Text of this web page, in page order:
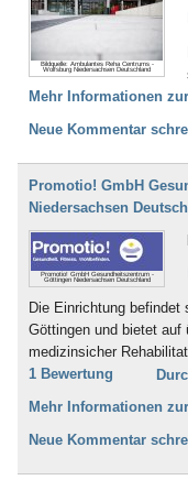
Bildquelle: Ambulantes Reha Centrums -
Wolfsburg Niedersachsen Deutschland
Mehr Informationen
Neue Kommentar
Promotio! GmbH
Niedersachsen
Promotio! GmbH Gesundheitszentrum -
Göttingen Niedersachsen Deutschland
Die Einrichtung befindet
Göttingen und bietet auf
medizinsicher
1 Bewertung
Mehr Informationen
Neue Kommentar